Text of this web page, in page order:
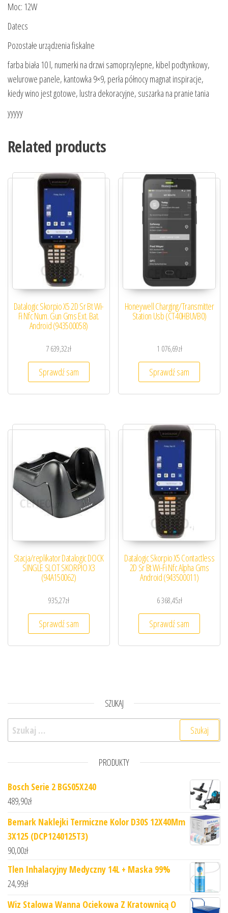
Moc: 12W
Datecs
Pozostałe urządzenia fiskalne
farba biała 10 l, numerki na drzwi samoprzylepne, kibel podtynkowy,
welurowe panele, kantowka 9×9, perła północy magnat inspiracje,
kiedy wino jest gotowe, lustra dekoracyjne, suszarka na pranie tania
yyyyy
Related products
Datalogic Skorpio X5 2D Sr Bt Wi-
Fi Nfc Num. Gun Gms Ext. Bat.
Android (943500058)
7 639,32zł
Sprawdź sam
Honeywell Charging/Transmitter
Station Usb (CT40HBUVB0)
1 076,69zł
Sprawdź sam
Stacja/replikator Datalogic DOCK
SINGLE SLOT SKORPIO X3
(94A150062)
935,27zł
Sprawdź sam
Datalogic Skorpio X5 Contactless
2D Sr Bt Wi-Fi Nfc Alpha Gms
Android (943500011)
6 368,45zł
Sprawdź sam
SZUKAJ
Szukaj:
PRODUKTY
Bosch Serie 2 BGS05X240
489,90zł
Bemark Naklejki Termiczne Kolor D30S 12X40Mm
3X125 (DCP1240125T3)
90,00zł
Tlen Inhalacyjny Medyczny 14L + Maska 99%
24,99zł
Wiz Stalowa Wanna Ociekowa Z Kratownicą O